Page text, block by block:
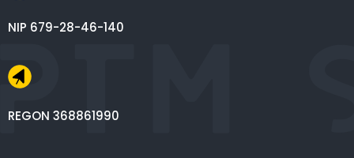
NIP 679-28-46-140
REGON 368861990